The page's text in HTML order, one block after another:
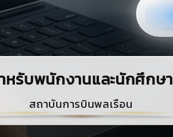
หรับพนักงานและนักศึกษา
สถาบันการบินพลเรือน